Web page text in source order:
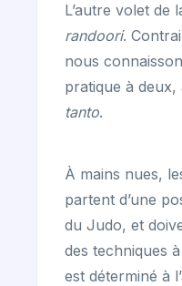
L’autre volet de
randoori.
nous
pratique à deux,
tanto.
À mains nues,
partent d’une
du Judo, et
des techniques
est déterminé à